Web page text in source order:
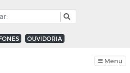
OUVIDORIA
Menu